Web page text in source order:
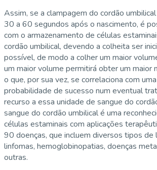
Assim, se a clampagem do cordão
30 a 60 segundos após o nascimento, é
com o armazenamento de células
cordão umbilical, devendo a colheita ser
possível, de modo a colher um maior
um maior volume permitirá obter um maior
o que, por sua vez, se correlaciona com
probabilidade de sucesso num eventual
recurso a essa unidade de sangue do
sangue do cordão umbilical é uma
células estaminais com aplicações
90 doenças, que incluem diversos tipos de
linfomas, hemoglobinopatias, doenças
outras.